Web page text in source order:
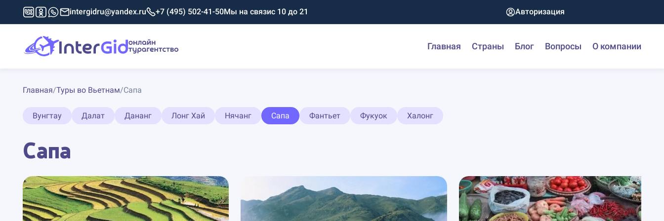
intergidru@yandex.ru +7 (495) 502-41-50Мы на связис 10 до 21 Авторизация
Главная Страны Блог Вопросы О компании
Главная/Туры во Вьетнам/Сапа
Вунгтау Далат Дананг Лонг Хай Нячанг Сапа Фантьет Фукуок Халонг
Сапа